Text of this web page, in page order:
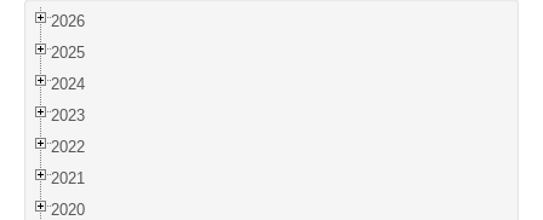
2026
2025
2024
2023
2022
2021
2020